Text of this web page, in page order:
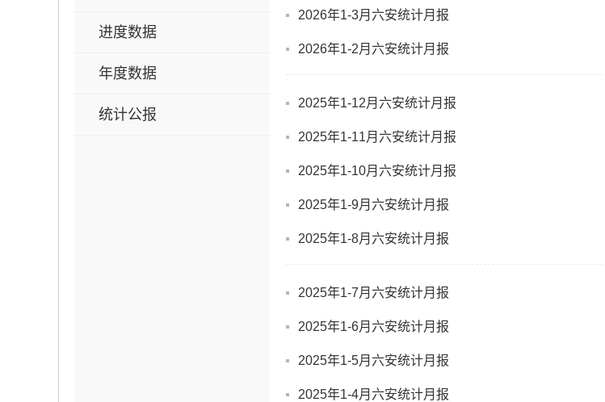
进度数据
年度数据
统计公报
2026年1-3月六安统计月报
2026年1-2月六安统计月报
2025年1-12月六安统计月报
2025年1-11月六安统计月报
2025年1-10月六安统计月报
2025年1-9月六安统计月报
2025年1-8月六安统计月报
2025年1-7月六安统计月报
2025年1-6月六安统计月报
2025年1-5月六安统计月报
2025年1-4月六安统计月报